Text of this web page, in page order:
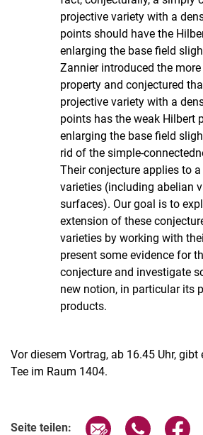
projective variety with a
points should have the
enlarging the base field
Zannier introduced the
property and conjectured
projective variety with a
points has the weak Hilbert
enlarging the base field
rid of the simple-
Their conjecture applies to
varieties (including abelian
surfaces). Our goal is to
extension of these
varieties by working with
present some evidence for
conjecture and investigate
new notion, in particular its
products.
Vor diesem Vortrag, ab 16.45 Uhr,
Tee im Raum 1404.
Seite teilen: Seite über E-Mail
Seite